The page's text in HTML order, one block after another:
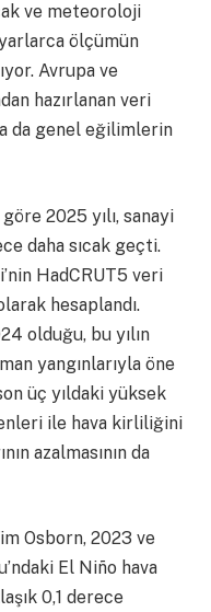
ve meteoroloji
ölçümün
Avrupa ve
hazırlanan veri
da genel eğilimlerin
2025 yılı, sanayi
daha sıcak geçti.
HadCRUT5 veri
hesaplandı.
olduğu, bu yılın
yangınlarıyla öne
üç yıldaki yüksek
ile hava kirliliğini
azalmasının da
Osborn, 2023 ve
El Niño hava
0,1 derece